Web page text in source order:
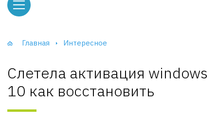
Главная Интересное
Слетела активация windows
10 как восстановить
и тумбы